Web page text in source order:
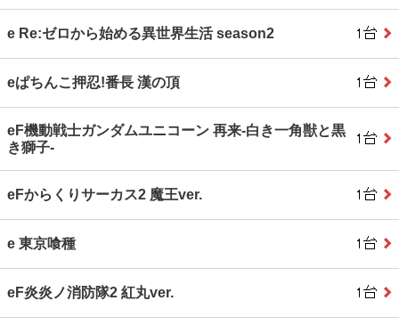
e Re:ゼロから始める異世界生活 season2
eぱちんこ押忍!番長 漢の頂
eF機動戦士ガンダムユニコーン 再来‐白き一角獣と黒
き獅子‐
eFからくりサーカス2 魔王ver.
e 東京喰種
eF炎炎ノ消防隊2 紅丸ver.